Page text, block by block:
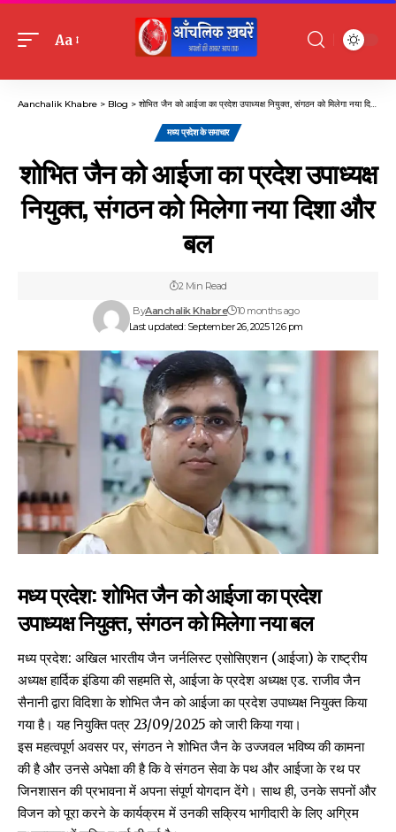
Font
Aa
Aanchalik Khabre > Blog > शोभित जैन को आईजा का प्रदेश उपाध्यक्ष नियुक्त, संगठन को मिलेगा नया दिशा और बल
मध्य प्रदेश के समाचार
शोभित जैन को आईजा का प्रदेश उपाध्यक्ष
नियुक्त, संगठन को मिलेगा नया दिशा और
बल
Last updated: September 26, 2025 1:26 pm
ByAanchalik Khabre 10 months ago
2 Min Read
मध्य प्रदेश: शोभित जैन को आईजा का प्रदेश
उपाध्यक्ष नियुक्त, संगठन को मिलेगा नया बल
मध्य प्रदेश: अखिल भारतीय जैन जर्नलिस्ट एसोसिएशन (आईजा) के राष्ट्रीय
अध्यक्ष हार्दिक इंडिया की सहमति से, आईजा के प्रदेश अध्यक्ष एड. राजीव जैन
सैनानी द्वारा विदिशा के शोभित जैन को आईजा का प्रदेश उपाध्यक्ष नियुक्त किया
गया है। यह नियुक्ति पत्र 23/09/2025 को जारी किया गया।
इस महत्वपूर्ण अवसर पर, संगठन ने शोभित जैन के उज्जवल भविष्य की कामना
की है और उनसे अपेक्षा की है कि वे संगठन सेवा के पथ और आईजा के रथ पर
जिनशासन की प्रभावना में अपना संपूर्ण योगदान देंगे। साथ ही, उनके सपनों और
विजन को पूरा करने के कार्यक्रम में उनकी सक्रिय भागीदारी के लिए अग्रिम